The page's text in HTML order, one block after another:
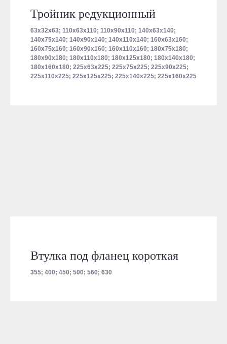
Тройник редукционный
63х32х63; 110х63х110; 110х90х110; 140х63х140;
140х75х140; 140х90х140; 140х110х140; 160х63х160;
160х75х160; 160х90х160; 160х110х160; 180х75х180;
180х90х180; 180х110х180; 180х125х180; 180х140х180;
180х160х180; 225х63х225; 225х75х225; 225х90х225;
225х110х225; 225х125х225; 225х140х225; 225х160х225
Втулка под фланец короткая
355; 400; 450; 500; 560; 630